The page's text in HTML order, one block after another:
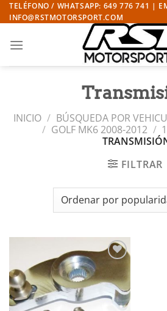
Saltar
al
TELÉFONO / WHATSAPP: 649 776 741 |
INFO@RSTMOTORSPORT.COM
INICIO / BÚSQUEDA POR
/ GOLF MK6 2008-2012 /
FILTRAR
lista de
deseos